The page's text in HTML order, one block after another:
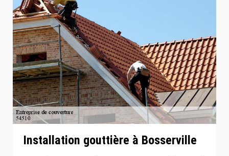
Installation gouttière à Bosserville